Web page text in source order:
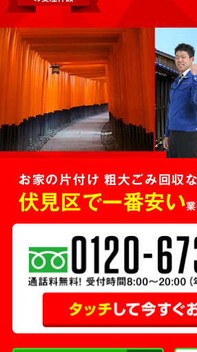
お家の片付け 粗大ごみ回収
伏見区で一番安い